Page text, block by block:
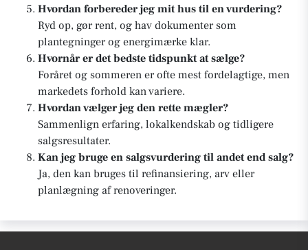
Hvordan forbereder jeg mit hus til en vurdering?
Ryd op, gør rent, og hav dokumenter som
plantegninger og energimærke klar.
Hvornår er det bedste tidspunkt at sælge?
Foråret og sommeren er ofte mest fordelagtige, men
markedets forhold kan variere.
Hvordan vælger jeg den rette mægler?
Sammenlign erfaring, lokalkendskab og tidligere
salgsresultater.
Kan jeg bruge en salgsvurdering til andet end salg?
Ja, den kan bruges til refinansiering, arv eller
planlægning af renoveringer.